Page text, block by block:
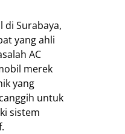
di Surabaya,
yang ahli
AC
merek
yang
untuk
sistem